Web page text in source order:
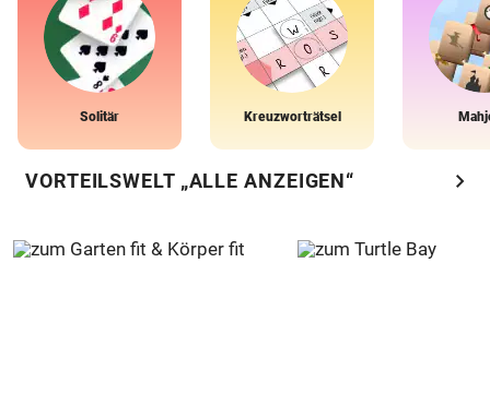
Solitär Kreuzworträtsel
VORTEILSWELT „ALLE ANZEIGEN“ chevron_right